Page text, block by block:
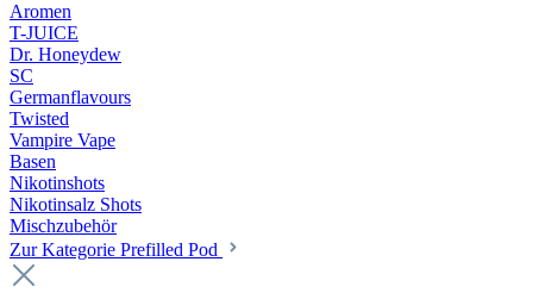
Aromen
T-JUICE
Dr. Honeydew
SC
Germanflavours
Twisted
Vampire Vape
Basen
Nikotinshots
Nikotinsalz Shots
Mischzubehör
Zur Kategorie Prefilled Pod